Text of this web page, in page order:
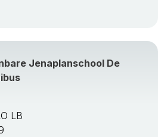
Jenaplanschool De
LB